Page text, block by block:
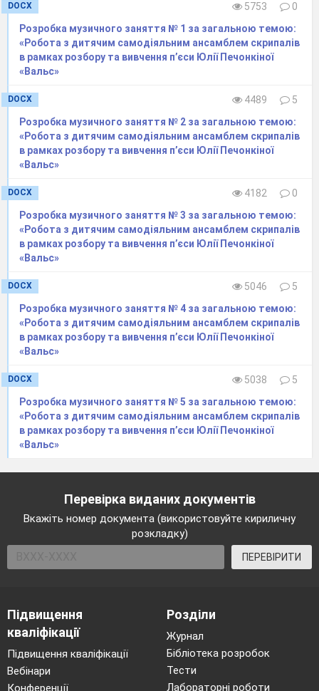
листовим матеріалом з бортами, що запобігають
падінню дрібних деталей, з ящиками для
зберігання інструментів, лещатами, захисними
пристроями, добрим освітленням;
- інструменти, деталі, документацію розміщують
якими робітник користується частіше, ставлять
ближче;
- все, що береться лівою рукою, повинно бути з
ліва, а правою - справа;
- не можна класти інструмент один на один або
інструменти слід зберігати в футлярах; напилки,
свердла, мітчики та інший різальний інструмент не
обхідно укладати на дерев'яні підставки гак, щоб
запобігти їх пошкодженню;
- креслення, інструкції, поради та іншу
місці, щоб було зручно ними користуватися;
технологічна оснастка повинна відповідати
вимогам охорони праці.
Нещасні випадки на виробництві
двох причин: внаслідок недостатнього засвоєння
працюючими виробничих навичок і відсутності
необхідного досвіду в поводженні з
інструментами та обладнанням, через
невиконання правил безпечної праці та правил
внутрішнього розпорядку.
виконанні слюсарних операційє - правильна
організація робочого місця, користування лише
справним інструментом, суворе дотримання
виробничої дисципліни та вимог безпеки.
DOCX 5753
0
Розробка музичного заняття № 1 за загальною темою:
«Робота з дитячим самодіяльним ансамблем скрипалів
в рамках розбору та вивчення п’єси Юлії Печонкіної
«Вальс»
DOCX 4489
5
Розробка музичного заняття № 2 за загальною темою:
«Робота з дитячим самодіяльним ансамблем скрипалів
в рамках розбору та вивчення п’єси Юлії Печонкіної
«Вальс»
DOCX 4182
0
Розробка музичного заняття № 3 за загальною темою:
«Робота з дитячим самодіяльним ансамблем скрипалів
в рамках розбору та вивчення п’єси Юлії Печонкіної
«Вальс»
DOCX 5046
5
Розробка музичного заняття № 4 за загальною темою:
«Робота з дитячим самодіяльним ансамблем скрипалів
в рамках розбору та вивчення п’єси Юлії Печонкіної
«Вальс»
DOCX 5038
5
Розробка музичного заняття № 5 за загальною темою:
«Робота з дитячим самодіяльним ансамблем скрипалів
в рамках розбору та вивчення п’єси Юлії Печонкіної
«Вальс»
Перевірка виданих документів
Вкажіть номер документа (використовуйте кириличну
розкладку)
ПЕРЕВІРИТИ
Підвищення
кваліфікації
Підвищення кваліфікації
Вебінари
Розділи
Журнал
Бібліотека розробок
Тести
Лабораторні роботи